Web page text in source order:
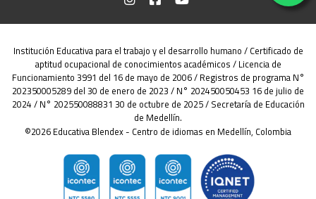
Institución Educativa para el trabajo y el desarrollo humano / Certificado de
aptitud ocupacional de conocimientos académicos / Licencia de
Funcionamiento 3991 del 16 de mayo de 2006 / Registros de programa N°
202350005289 del 30 de enero de 2023 / N° 202450050453 16 de julio de
2024 / N° 202550088831 30 de octubre de 2025 / Secretaría de Educación
de Medellín.
©2026 Educativa Blendex - Centro de idiomas en Medellín, Colombia